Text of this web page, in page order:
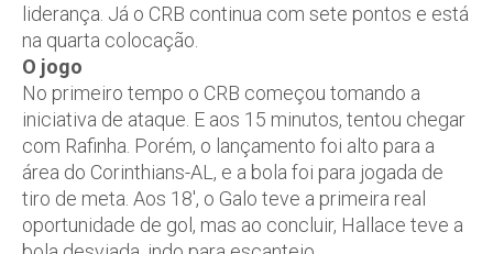
liderança. Já o CRB continua com sete pontos e está
na quarta colocação.
O jogo
No primeiro tempo o CRB começou tomando a
iniciativa de ataque. E aos 15 minutos, tentou chegar
com Rafinha. Porém, o lançamento foi alto para a
área do Corinthians-AL, e a bola foi para jogada de
tiro de meta. Aos 18′, o Galo teve a primeira real
oportunidade de gol, mas ao concluir, Hallace teve a